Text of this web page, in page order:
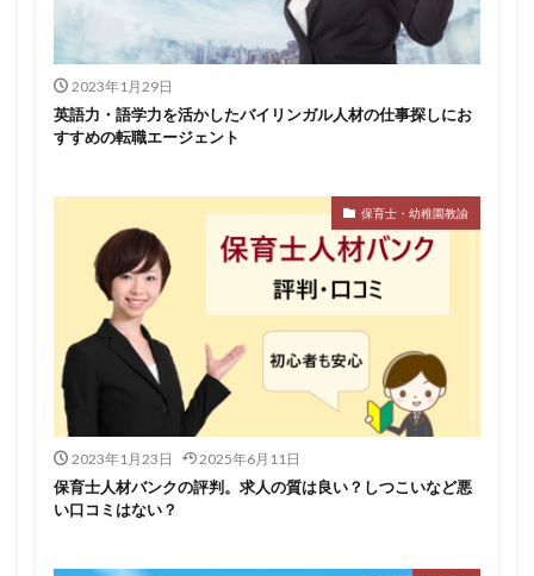
2023年1月29日
英語力・語学力を活かしたバイリンガル人材の仕事探しにお
すすめの転職エージェント
保育士・幼稚園教諭
2023年1月23日 2025年6月11日
保育士人材バンクの評判。求人の質は良い？しつこいなど悪
い口コミはない？